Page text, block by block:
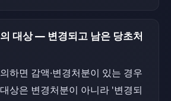
대상 — 변경되고 남은 당초처
하면 감액·변경처분이 있는 경우
상은 변경처분이 아니라 '변경되